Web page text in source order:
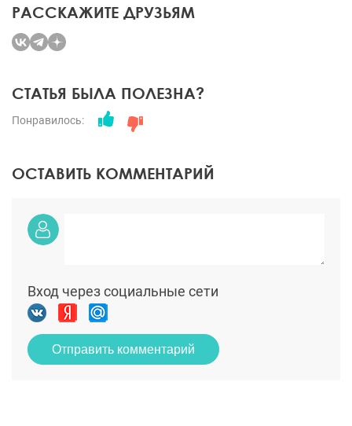
РАССКАЖИТЕ ДРУЗЬЯМ
СТАТЬЯ БЫЛА ПОЛЕЗНА?
Понравилось:
ОСТАВИТЬ КОММЕНТАРИЙ
Вход через социальные сети
Отправить комментарий